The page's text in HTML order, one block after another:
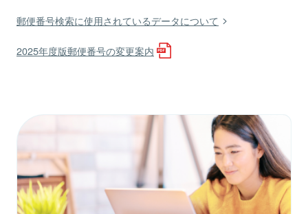
郵便番号検索に使用されているデータについて
2025年度版郵便番号の変更案内